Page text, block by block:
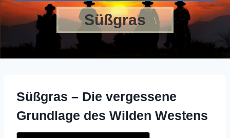
Süßgras
Süßgras – Die vergessene
Grundlage des Wilden Westens